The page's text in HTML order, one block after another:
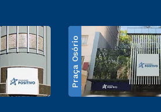
Praça Osório